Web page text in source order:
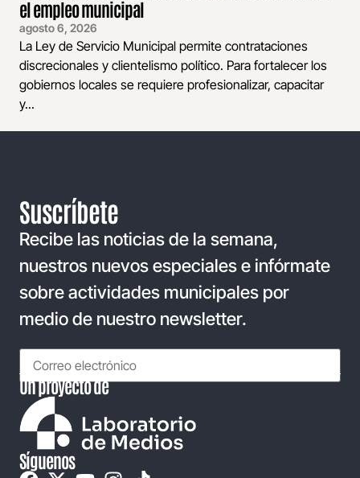
el empleo municipal
agosto 6, 2026
La Ley de Servicio Municipal permite contrataciones
discrecionales y clientelismo político. Para fortalecer los
gobiernos locales se requiere profesionalizar, capacitar
y...
Suscríbete
Recibe las noticias de la semana,
nuestros nuevos especiales e infórmate
sobre actividades municipales por
medio de nuestro newsletter.
Un proyecto de
Síguenos